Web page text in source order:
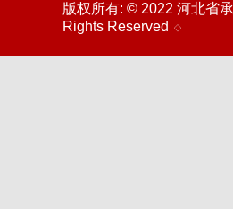
版权所有: © 2022 河北省
Rights Reserved